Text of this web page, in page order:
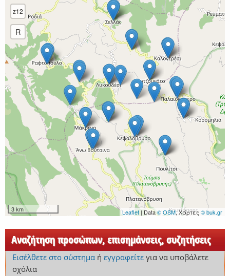
z12
R
3 km Leaflet | Data© OSM, Χάρτες © buk.gr
Αναζήτηση προσώπων, επισημάνσεις, συζητήσεις
Εισέλθετε στο σύστημαή εγγραφείτεγια να υποβάλετε
σχόλια